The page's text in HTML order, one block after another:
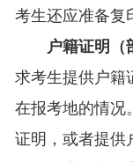
考生还应准备复
户籍证明（
求考生提供户籍
在报考地的情况
证明，或者提供